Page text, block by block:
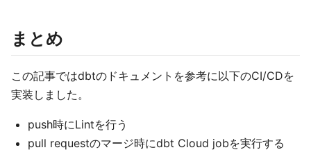
まとめ
この記事ではdbtのドキュメントを参考に以下のCI/CDを
実装しました。
push時にLintを行う
pull requestのマージ時にdbt Cloud jobを実行する